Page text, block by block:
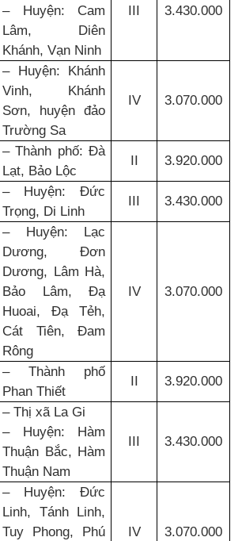
– Huyện: Cam
Lâm, Diên
Khánh, Vạn Ninh
3.430.000
– Huyện: Khánh
Vinh, Khánh
Sơn, huyện đảo
Trường Sa
IV 3.070.000
– Thành phố: Đà
Lạt, Bảo Lộc
3.920.000
– Huyện: Đức
Trọng, Di Linh
3.430.000
– Huyện: Lạc
Dương, Đơn
Dương, Lâm Hà,
Bảo Lâm, Đạ
Huoai, Đạ Tẻh,
Cát Tiên, Đam
Rông
IV 3.070.000
– Thành phố
Phan Thiết
3.920.000
– Thị xã La Gi
– Huyện: Hàm
Thuận Bắc, Hàm
Thuận Nam
3.430.000
– Huyện: Đức
Linh, Tánh Linh,
Tuy Phong, Phú
IV 3.070.000